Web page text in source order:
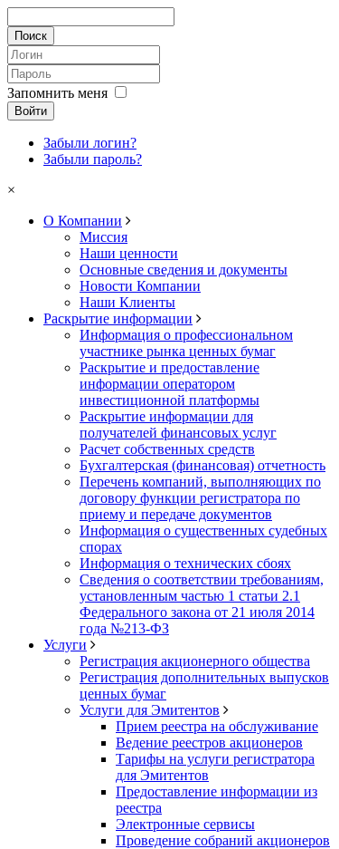
Запомнить меня
Войти
Забыли логин?
Забыли пароль?
×
О Компании
Миссия
Наши ценности
Основные сведения и документы
Новости Компании
Наши Клиенты
Раскрытие информации
Информация о профессиональном
участнике рынка ценных бумаг
Раскрытие и предоставление
информации оператором
инвестиционной платформы
Раскрытие информации для
получателей финансовых услуг
Расчет собственных средств
Бухгалтерская (финансовая) отчетность
Перечень компаний, выполняющих по
договору функции регистратора по
приему и передаче документов
Информация о существенных судебных
спорах
Информация о технических сбоях
Сведения о соответствии требованиям,
установленным частью 1 статьи 2.1
Федерального закона от 21 июля 2014
года №213-ФЗ
Услуги
Регистрация акционерного общества
Регистрация дополнительных выпусков
ценных бумаг
Услуги для Эмитентов
Прием реестра на обслуживание
Ведение реестров акционеров
Тарифы на услуги регистратора
для Эмитентов
Предоставление информации из
реестра
Электронные сервисы
Проведение собраний акционеров